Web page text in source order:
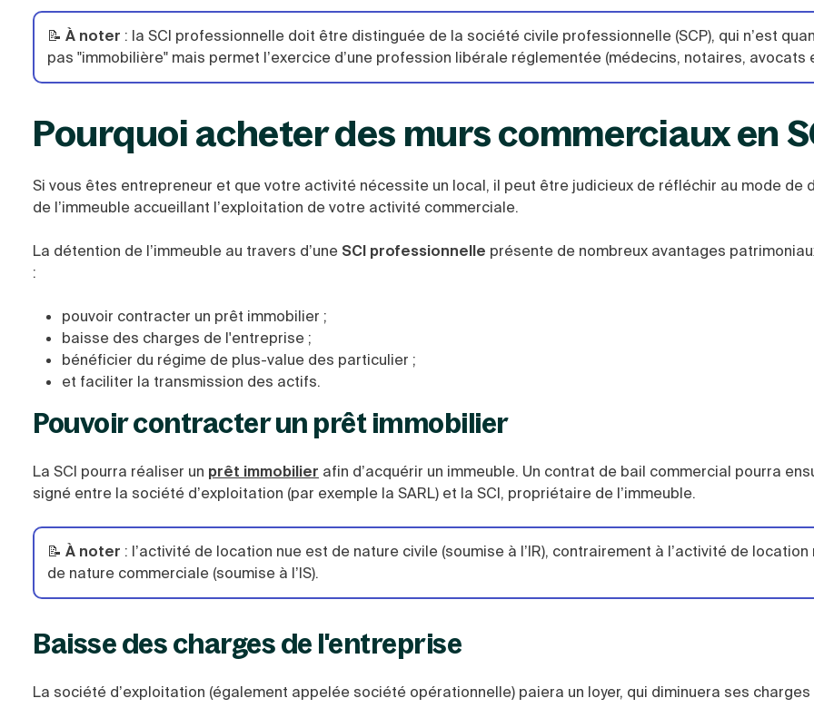
📝 À noter : la SCI professionnelle doit être distinguée de la société civile professionnelle (SCP), qui n’est
pas "immobilière" mais permet l’exercice d’une profession libérale réglementée (médecins, notaires, avocats
Pourquoi acheter des murs commerciaux en
Si vous êtes entrepreneur et que votre activité nécessite un local, il peut être judicieux de réfléchir au mode de
de l’immeuble accueillant l’exploitation de votre activité commerciale.
La détention de l’immeuble au travers d’une SCI professionnelle présente de nombreux avantages
:
pouvoir contracter un prêt immobilier ;
baisse des charges de l'entreprise ;
bénéficier du régime de plus-value des particulier ;
et faciliter la transmission des actifs.
Pouvoir contracter un prêt immobilier
La SCI pourra réaliser un prêt immobilier afin d’acquérir un immeuble. Un contrat de bail commercial pourra
signé entre la société d’exploitation (par exemple la SARL) et la SCI, propriétaire de l’immeuble.
📝 À noter : l’activité de location nue est de nature civile (soumise à l’IR), contrairement à l’activité de location
de nature commerciale (soumise à l’IS).
Baisse des charges de l'entreprise
La société d’exploitation (également appelée société opérationnelle) paiera un loyer, qui diminuera ses